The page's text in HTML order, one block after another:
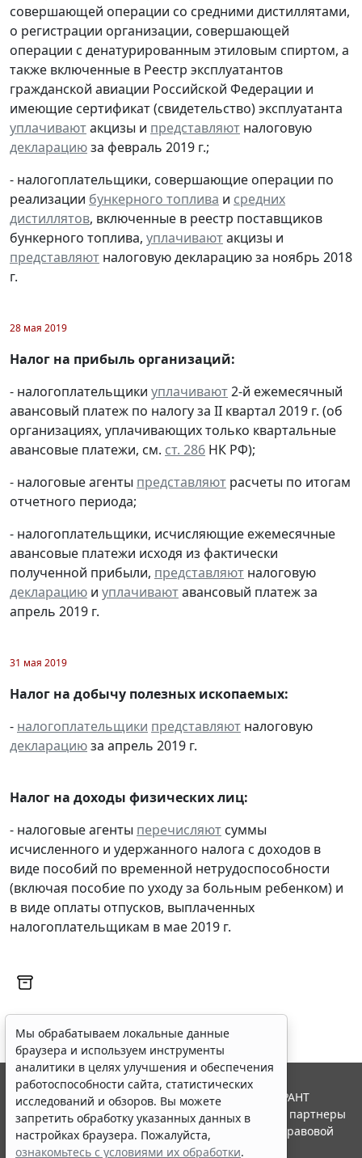
совершающей операции со средними дистиллятами,
о регистрации организации, совершающей
операции с денатурированным этиловым спиртом, а
также включенные в Реестр эксплуатантов
гражданской авиации Российской Федерации и
имеющие сертификат (свидетельство) эксплуатанта
уплачиваютакцизы и представляют налоговую
декларациюза февраль 2019 г.;
- налогоплательщики, совершающие операции по
реализации бункерного топлива и средних
дистиллятов, включенные в реестр поставщиков
бункерного топлива, уплачиваютакцизы и
представляют налоговую декларацию за ноябрь 2018
г.
28 мая 2019
Налог на прибыль организаций:
- налогоплательщики уплачивают2-й ежемесячный
авансовый платеж по налогу за II квартал 2019 г. (об
организациях, уплачивающих только квартальные
авансовые платежи, см. ст. 286 НК РФ);
- налоговые агенты представляют расчеты по итогам
отчетного периода;
- налогоплательщики, исчисляющие ежемесячные
авансовые платежи исходя из фактически
полученной прибыли, представляют налоговую
декларацию и уплачиваютавансовый платеж за
апрель 2019 г.
31 мая 2019
Налог на добычу полезных ископаемых:
- налогоплательщики представляют налоговую
декларациюза апрель 2019 г.
Налог на доходы физических лиц:
- налоговые агенты перечисляют суммы
исчисленного и удержанного налога с доходов в
виде пособий по временной нетрудоспособности
(включая пособие по уходу за больным ребенком) и
в виде оплаты отпусков, выплаченных
налогоплательщикам в мае 2019 г.
Мы обрабатываем локальные данные
браузера и используем инструменты
аналитики в целях улучшения и обеспечения
работоспособности сайта, статистических
исследований и обзоров. Вы можете
запретить обработку указанных данных в
настройках браузера. Пожалуйста,
ознакомьтесь с условиями их обработки.
© ООО "НПП "ГАРАНТ-СЕРВИС", 2026. Система ГАРАНТ
выпускается с 1990 года. Компания "Гарант" и ее партнеры
являются участниками Российской ассоциации правовой
информации ГАРАНТ.